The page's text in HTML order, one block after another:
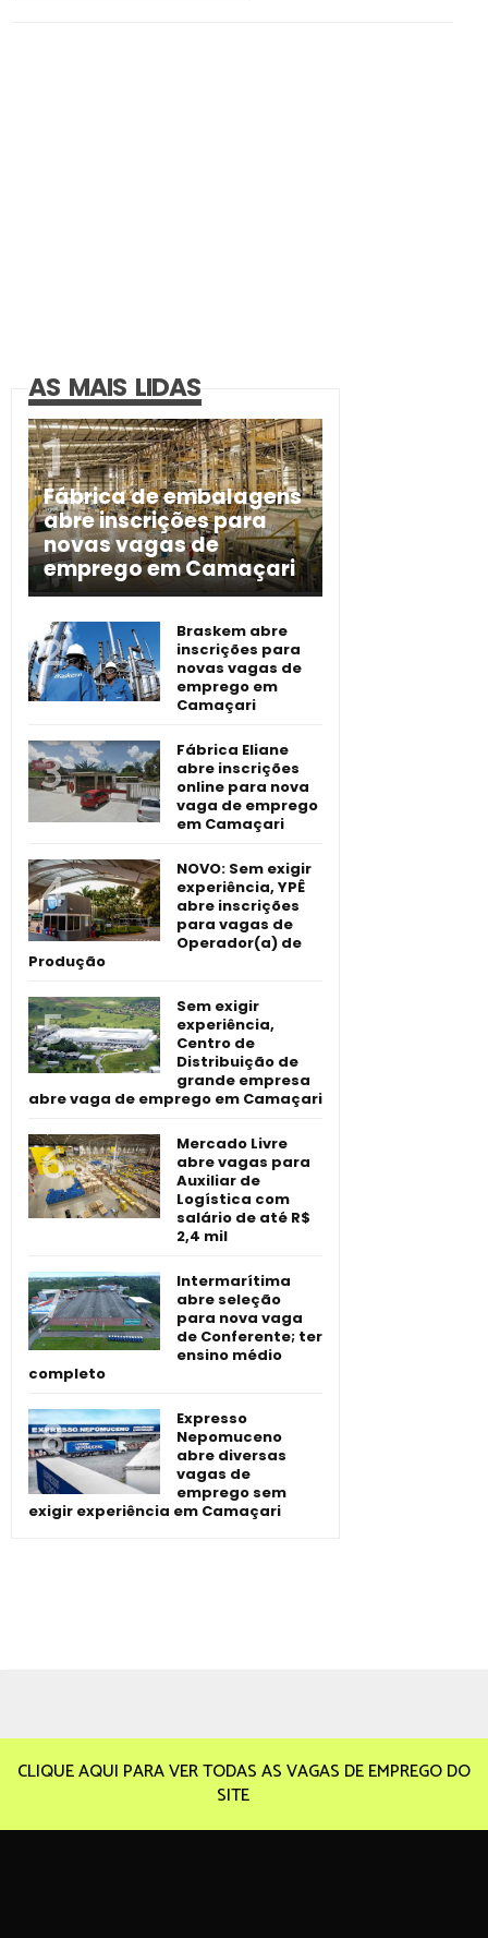
AS MAIS LIDAS
Fábrica de embalagens
abre inscrições para
novas vagas de
emprego em Camaçari
Braskem abre
inscrições para
novas vagas de
emprego em
Camaçari
Fábrica Eliane
abre inscrições
online para nova
vaga de emprego
em Camaçari
NOVO: Sem exigir
experiência, YPÊ
abre inscrições
para vagas de
Operador(a) de
Produção
Sem exigir
experiência,
Centro de
Distribuição de
grande empresa
abre vaga de emprego em Camaçari
Mercado Livre
abre vagas para
Auxiliar de
Logística com
salário de até R$
2,4 mil
Intermarítima
abre seleção
para nova vaga
de Conferente; ter
ensino médio
completo
Expresso
Nepomuceno
abre diversas
vagas de
emprego sem
exigir experiência em Camaçari
CLIQUE AQUI PARA VER TODAS AS VAGAS DE EMPREGO DO
SITE